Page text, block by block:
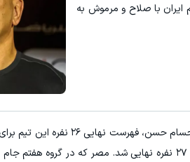
با صلاح و مرموش به
فهرستی که با حذف آقطای عبدالله، مهاجم انبی، از لیست اولیه ۲۷ نفره
معرفی این